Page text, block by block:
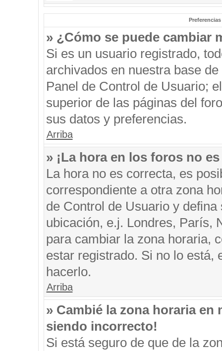
» ¿Cómo se puede cambiar
Si es un usuario registrado,
archivados en nuestra base
Panel de Control de Usuario;
superior de las páginas del
sus datos y preferencias.
Arriba
» ¡La hora en los foros no
La hora no es correcta, es
correspondiente a otra zona
de Control de Usuario y
ubicación, e.j. Londres, París,
para cambiar la zona horaria,
estar registrado. Si no lo está,
hacerlo.
Arriba
» Cambié la zona horaria
siendo incorrecto!
Si está seguro de que de la